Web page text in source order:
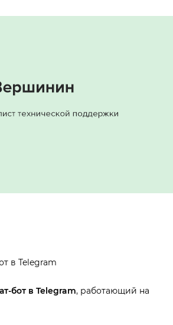
в Telegram
бот в Telegram, работающий на